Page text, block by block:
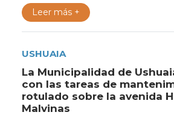
Leer más +
USHUAIA
La Municipalidad de
con las tareas de
rotulado sobre la avenida
Malvinas